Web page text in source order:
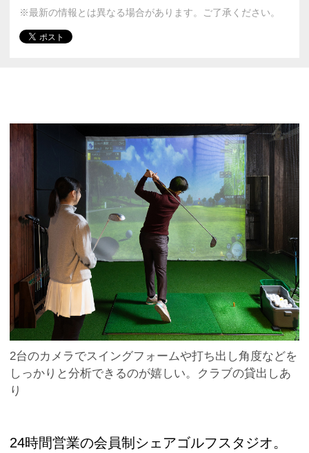
※最新の情報とは異なる場合があります。ご了承ください。
2台のカメラでスイングフォームや打ち出し角度などを
しっかりと分析できるのが嬉しい。クラブの貸出しあ
り
24時間営業の会員制シェアゴルフスタジオ。